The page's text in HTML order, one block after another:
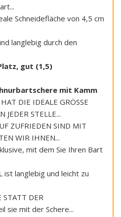
Schneidefläche von 4,5 cm
langlebig durch den
gut (1,5)
mit Kamm
DIE IDEALE GRÖSSE
JEDER STELLE...
ZUFRIEDEN SIND MIT
WIR IHNEN...
mit dem Sie Ihren Bart
ist langlebig und leicht zu
STATT DER
sie mit der Schere...